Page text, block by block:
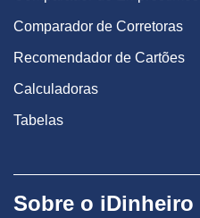
Comparador de Corretoras
Recomendador de Cartões
Calculadoras
Tabelas
Sobre o iDinheiro